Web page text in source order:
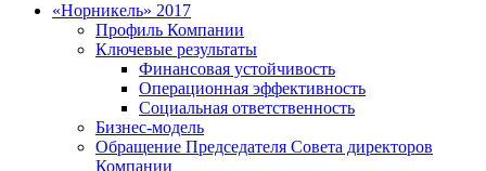
«Норникель» 2017
Профиль Компании
Ключевые результаты
Финансовая устойчивость
Операционная эффективность
Социальная ответственность
Бизнес-модель
Обращение Председателя Совета директоров
Компании